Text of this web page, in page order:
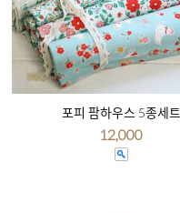
포피 팜하우스 5종세트
12,000